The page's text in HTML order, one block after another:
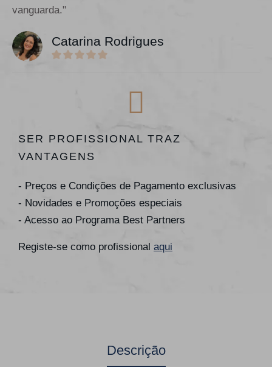
vanguarda."
Catarina Rodrigues
SER PROFISSIONAL TRAZ
VANTAGENS
- Preços e Condições de Pagamento exclusivas
- Novidades e Promoções especiais
- Acesso ao Programa Best Partners
Registe-se como profissional aqui
Descrição